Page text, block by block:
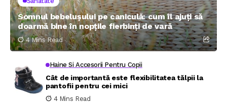
Somnul bebelușului pe caniculă: cum îl ajuți să
doarmă bine în nopțile fierbinți de vară
4 Mins Read
Haine Si Accesorii Pentru Copii
Cât de importantă este flexibilitatea tălpii la
pantofii pentru cei mici
4 Mins Read